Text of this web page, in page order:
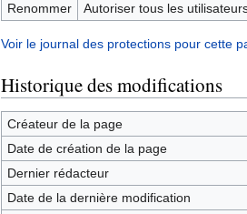
Renommer
Autoriser tous les
Voir le journal des protections pour cette
Historique des modifications
Créateur de la page
Date de création de la page
Dernier rédacteur
Date de la dernière modification